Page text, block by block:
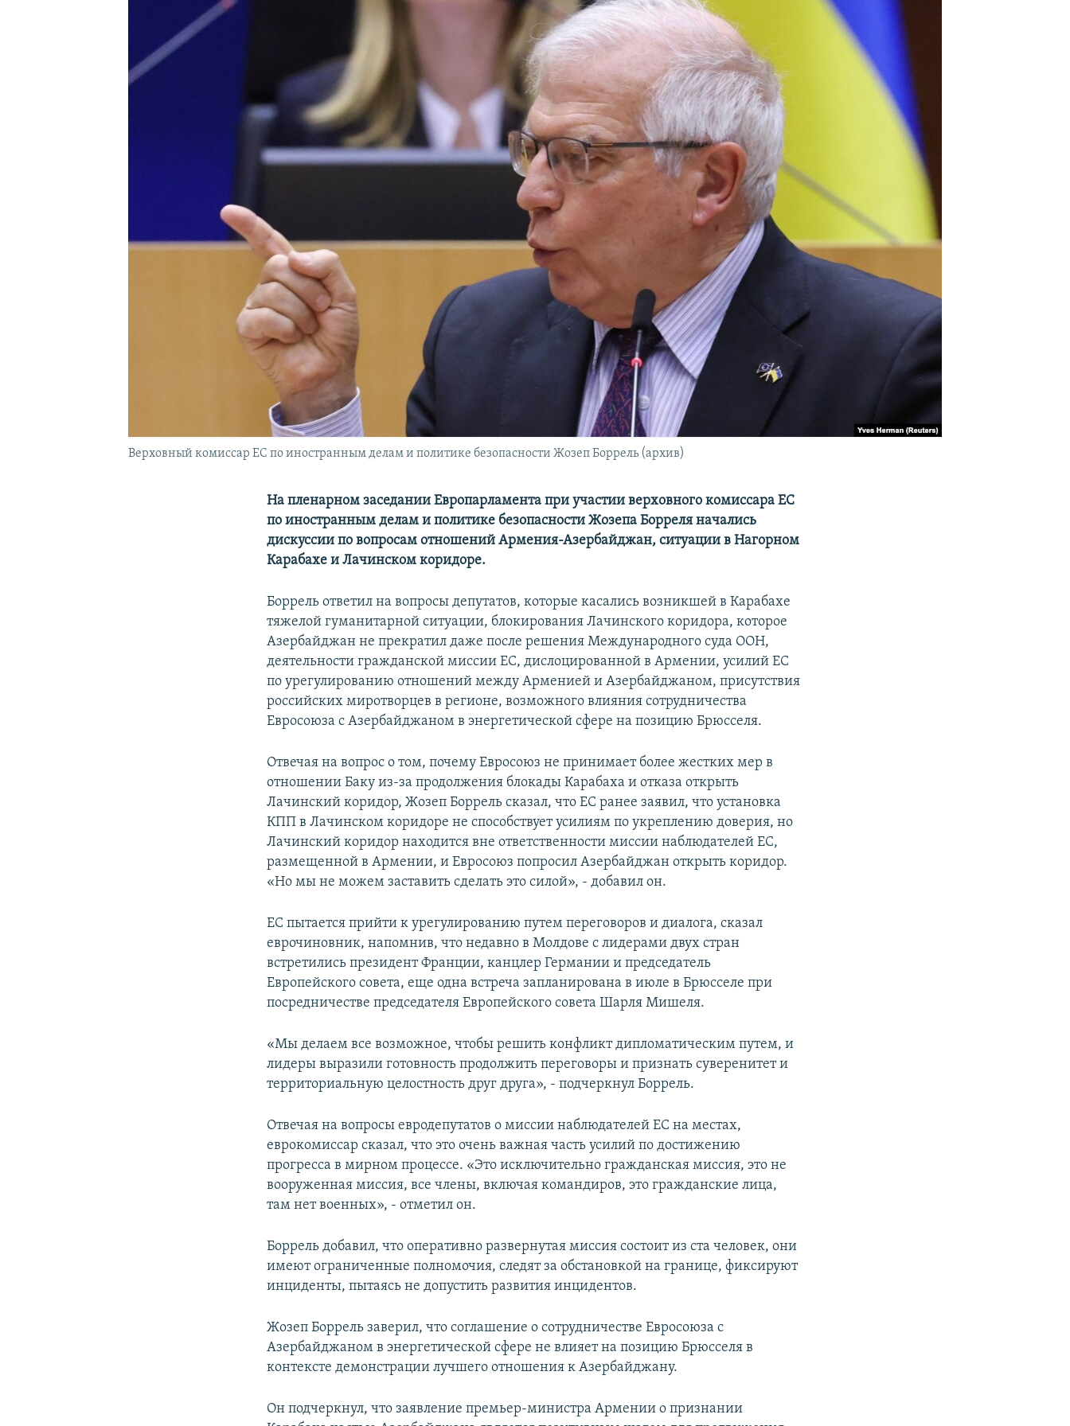
Верховный комиссар ЕС по иностранным делам и политике безопасности Жозеп Боррель (архив)
На пленарном заседании Европарламента при участии верховного комиссара ЕС
по иностранным делам и политике безопасности Жозепа Борреля начались
дискуссии по вопросам отношений Армения-Азербайджан, ситуации в Нагорном
Карабахе и Лачинском коридоре.
Боррель ответил на вопросы депутатов, которые касались возникшей в Карабахе
тяжелой гуманитарной ситуации, блокирования Лачинского коридора, которое
Азербайджан не прекратил даже после решения Международного суда ООН,
деятельности гражданской миссии ЕС, дислоцированной в Армении, усилий ЕС
по урегулированию отношений между Арменией и Азербайджаном, присутствия
российских миротворцев в регионе, возможного влияния сотрудничества
Евросоюза с Азербайджаном в энергетической сфере на позицию Брюсселя.
Отвечая на вопрос о том, почему Евросоюз не принимает более жестких мер в
отношении Баку из-за продолжения блокады Карабаха и отказа открыть
Лачинский коридор, Жозеп Боррель сказал, что ЕС ранее заявил, что установка
КПП в Лачинском коридоре не способствует усилиям по укреплению доверия, но
Лачинский коридор находится вне ответственности миссии наблюдателей ЕС,
размещенной в Армении, и Евросоюз попросил Азербайджан открыть коридор.
«Но мы не можем заставить сделать это силой», - добавил он.
ЕС пытается прийти к урегулированию путем переговоров и диалога, сказал
еврочиновник, напомнив, что недавно в Молдове с лидерами двух стран
встретились президент Франции, канцлер Германии и председатель
Европейского совета, еще одна встреча запланирована в июле в Брюсселе при
посредничестве председателя Европейского совета Шарля Мишеля.
«Мы делаем все возможное, чтобы решить конфликт дипломатическим путем, и
лидеры выразили готовность продолжить переговоры и признать суверенитет и
территориальную целостность друг друга», - подчеркнул Боррель.
Отвечая на вопросы евродепутатов о миссии наблюдателей ЕС на местах,
еврокомиссар сказал, что это очень важная часть усилий по достижению
прогресса в мирном процессе. «Это исключительно гражданская миссия, это не
вооруженная миссия, все члены, включая командиров, это гражданские лица,
там нет военных», - отметил он.
Боррель добавил, что оперативно развернутая миссия состоит из ста человек, они
имеют ограниченные полномочия, следят за обстановкой на границе, фиксируют
инциденты, пытаясь не допустить развития инцидентов.
Жозеп Боррель заверил, что соглашение о сотрудничестве Евросоюза с
Азербайджаном в энергетической сфере не влияет на позицию Брюсселя в
контексте демонстрации лучшего отношения к Азербайджану.
Он подчеркнул, что заявление премьер-министра Армении о признании